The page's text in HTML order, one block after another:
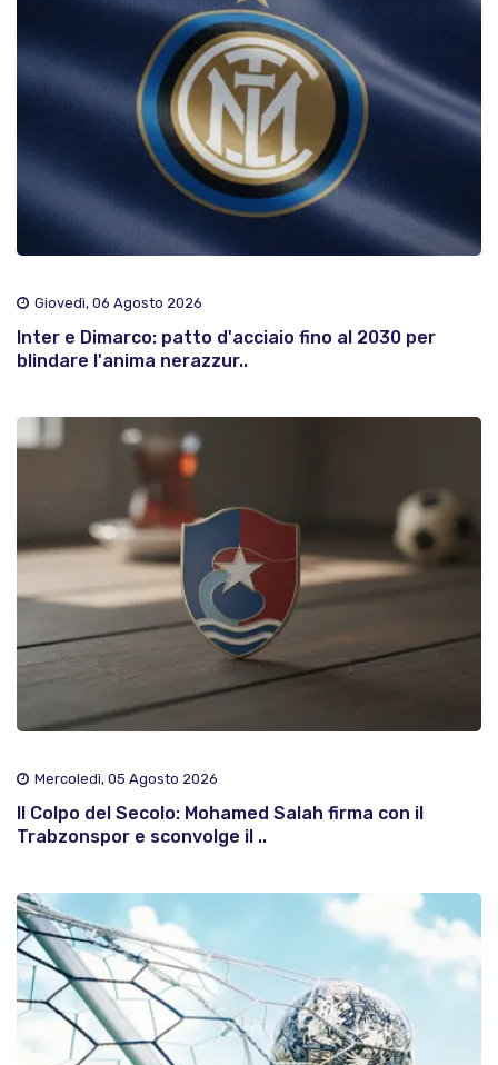
Giovedì, 06 Agosto 2026
Inter e Dimarco: patto d'acciaio fino al 2030 per
blindare l'anima nerazzur..
Mercoledì, 05 Agosto 2026
Il Colpo del Secolo: Mohamed Salah firma con il
Trabzonspor e sconvolge il ..